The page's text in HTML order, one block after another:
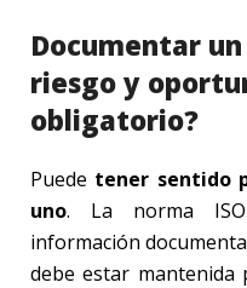
Documentar
riesgo y
obligatorio?
Puede tener sentido
uno. La norma
información
debe estar mantenida